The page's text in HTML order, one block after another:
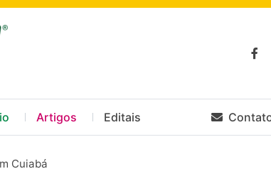
Artigos Editais
Cuiabá